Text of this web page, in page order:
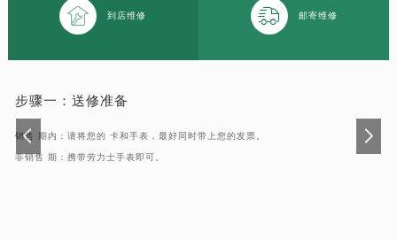
 到店维修  邮寄维修
步骤一： 送修准备
销售 期内：请将您的 卡和手表，最好同时带上您的发票。
非销售 期：携带劳力士手表即可。